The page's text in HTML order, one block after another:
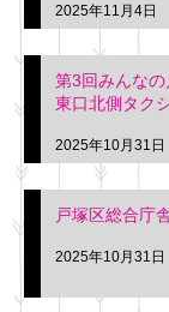
2025年11月4日
第3回みんなの
東口北側タク
2025年10月31日
戸塚区総合庁
2025年10月31日